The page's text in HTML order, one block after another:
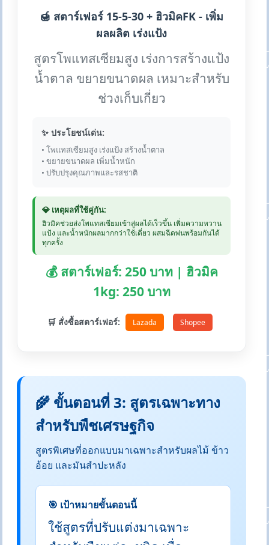
🍯 สตาร์เฟอร์ 15-5-30 + ฮิวมิคFK - เพิ่ม
ผลผลิต เร่งแป้ง
สูตรโพแทสเซียมสูง เร่งการสร้างแป้ง
น้ำตาล ขยายขนาดผล เหมาะสำหรับ
ช่วงเก็บเกี่ยว
✨ ประโยชน์เด่น:
• โพแทสเซียมสูง เร่งแป้ง สร้างน้ำตาล
• ขยายขนาดผล เพิ่มน้ำหนัก
• ปรับปรุงคุณภาพและรสชาติ
💎 เหตุผลที่ใช้คู่กัน:
ฮิวมิคช่วยส่งโพแทสเซียมเข้าสู่ผลได้เร็วขึ้น เพิ่มความหวาน
แป้ง และน้ำหนักผลมากกว่าใช้เดี่ยว ผสมฉีดพ่นพร้อมกันได้
ทุกครั้ง
💰 สตาร์เฟอร์: 250 บาท | ฮิวมิค
1kg: 250 บาท
🛒 สั่งซื้อสตาร์เฟอร์: Lazada Shopee
🌾 ขั้นตอนที่ 3: สูตรเฉพาะทาง
สำหรับพืชเศรษฐกิจ
สูตรพิเศษที่ออกแบบมาเฉพาะสำหรับผลไม้ ข้าว
อ้อย และมันสำปะหลัง
🎯 เป้าหมายขั้นตอนนี้
ใช้สูตรที่ปรับแต่งมาเฉพาะ